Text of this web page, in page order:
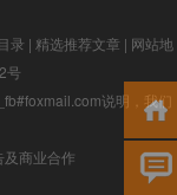
录 | 精选推荐文章 | 网站地
号
说明，我们
商业合作